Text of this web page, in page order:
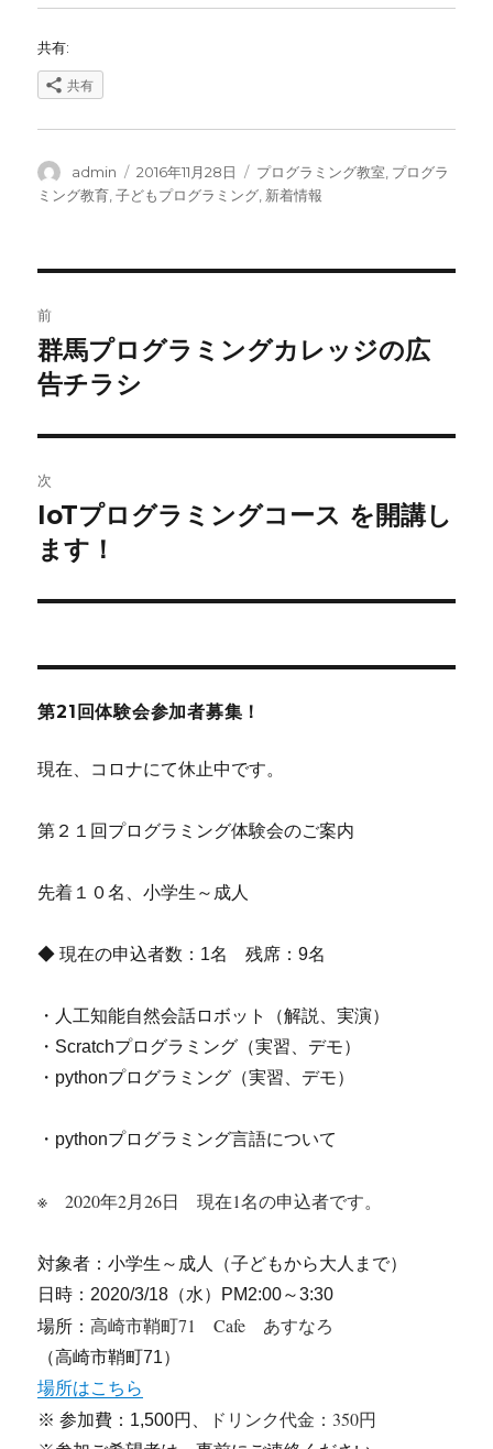
共有:
共有
投
稿
admin
投
稿
2016年11月28日
カ
テ
プログラミング教室 プログラ
ミング教育 ,子どもプログラミング 新着情報
稿
ナ
ビ
ゲ
ー
シ
ン
前
前
の
稿:
群馬プログラミングカレッジの広
告チラシ
次
次
の
稿:
IoTプログラミングコース を開講し
ます！
第21回体験会参加者募集！
現在、コロナにて休止中です。
第２１回プログラミング体験会のご案内
先着１０名、小学生～成人
◆ 現在の申込者数：1名 残席：9名
・人工知能自然会話ロボット（解説、実演）
・Scratchプログラミング（実習、デモ）
・pythonプログラミング（実習、デモ）
・pythonプログラミング言語について
※ 2020年2月26日 現在1名の申込者です。
対象者：小学生～成人（子どもから大人まで）
日時：2020/3/18（水）PM2:00～3:30
場所：高崎市鞘町71 Cafe あすなろ
（高崎市鞘町71）
場所はこちら
※ 参加費：1,500円、
ドリンク代金：350円